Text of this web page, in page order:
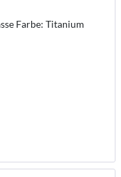
Farbe: Titanium